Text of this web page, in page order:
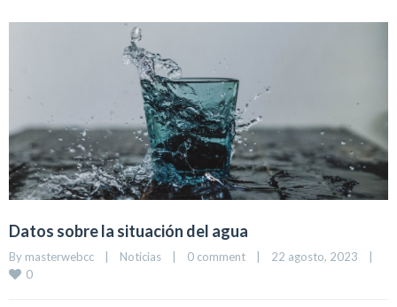
Datos sobre la situación del agua
By masterwebcc Noticias 0 comment 22 agosto, 2023
0